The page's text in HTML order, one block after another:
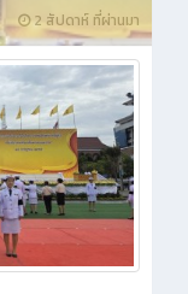
2 สัปดาห์ ที่ผ่านมา